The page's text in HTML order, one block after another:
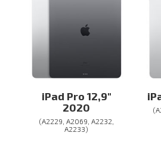
iPad Pro 12,9″
2020
(A2229, A2069, A2232,
A2233)